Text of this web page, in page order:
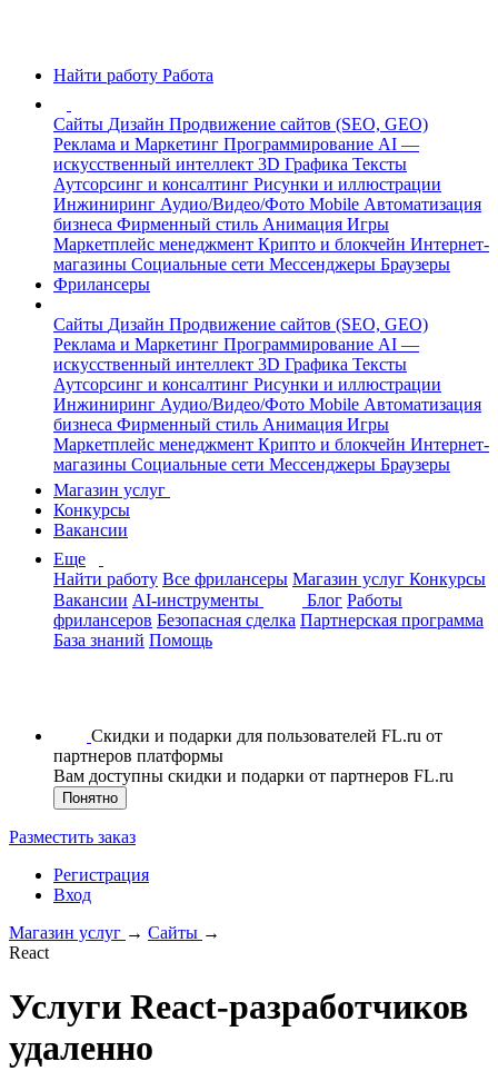
Найти работу Работа
Сайты Дизайн Продвижение сайтов (SEO, GEO)
Реклама и Маркетинг Программирование AI —
искусственный интеллект 3D Графика Тексты
Аутсорсинг и консалтинг Рисунки и иллюстрации
Инжиниринг Аудио/Видео/Фото Mobile Автоматизация
бизнеса Фирменный стиль Анимация Игры
Маркетплейс менеджмент Крипто и блокчейн Интернет-
магазины Социальные сети Мессенджеры Браузеры
Фрилансеры
Сайты Дизайн Продвижение сайтов (SEO, GEO)
Реклама и Маркетинг Программирование AI —
искусственный интеллект 3D Графика Тексты
Аутсорсинг и консалтинг Рисунки и иллюстрации
Инжиниринг Аудио/Видео/Фото Mobile Автоматизация
бизнеса Фирменный стиль Анимация Игры
Маркетплейс менеджмент Крипто и блокчейн Интернет-
магазины Социальные сети Мессенджеры Браузеры
Магазин услуг
Конкурсы
Вакансии
Еще
Найти работу Все фрилансеры Магазин услуг Конкурсы
Вакансии AI-инструменты Блог Работы
фрилансеров Безопасная сделка Партнерская программа
База знаний Помощь
Скидки и подарки для пользователей FL.ru от
партнеров платформы
Вам доступны скидки и подарки от партнеров FL.ru
Понятно
Разместить заказ
Регистрация
Вход
Магазин услуг → Сайты →
React
Услуги React-разработчиков
удаленно